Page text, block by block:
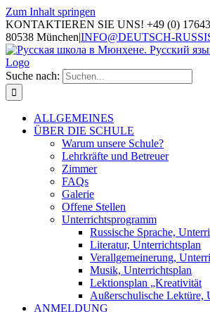
Zum Inhalt springen
KONTAKTIEREN SIE UNS! +49 (0)
80538 München|INFO@DEUTSCH-
Suche nach:
ALLGEMEINES
ÜBER DIE SCHULE
Warum unsere Schule?
Lehrkräfte und Betreuer
Zimmer
FAQs
Galerie
Offene Stellen
Unterrichtsprogramm
Russische Sprache,
Literatur, Unterrichtsplan
Verallgemeinerung,
Musik, Unterrichtsplan
Lektionsplan „Kreativität
Außerschulische Lektüre,
ANMELDUNG